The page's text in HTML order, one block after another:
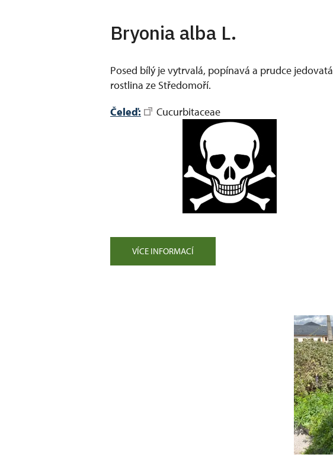
Bryonia alba L.
Posed bílý je vytrvalá, popínavá a prudce jedovatá
rostlina ze Středomoří.
Čeleď:
Cucurbitaceae
VÍCE INFORMACÍ